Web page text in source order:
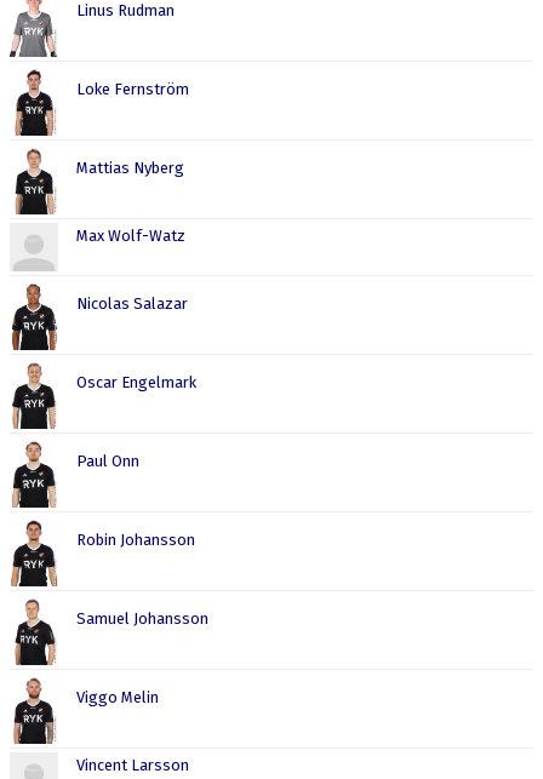
Linus Rudman
Loke Fernström
Mattias Nyberg
Max Wolf-Watz
Nicolas Salazar
Oscar Engelmark
Paul Onn
Robin Johansson
Samuel Johansson
Viggo Melin
Vincent Larsson